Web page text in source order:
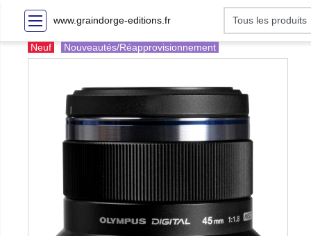
www.graindorge-editions.fr
Neuf Nouveautés/Réapprovisionnement